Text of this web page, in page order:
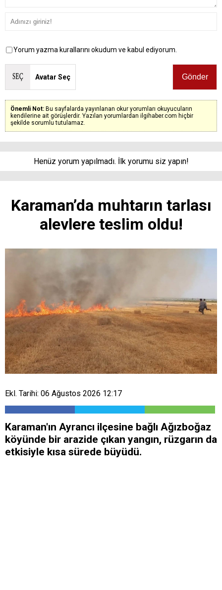
Yorum yazma kurallarını okudum ve kabul ediyorum.
Avatar Seç
Önemli Not: Bu sayfalarda yayınlanan okur yorumları okuyucuların
kendilerine ait görüşlerdir. Yazılan yorumlardan ilgihaber.com hiçbir
şekilde sorumlu tutulamaz.
Henüz yorum yapılmadı. İlk yorumu siz yapın!
Karaman’da muhtarın tarlası
alevlere teslim oldu!
Ekl. Tarihi: 06 Ağustos 2026 12:17
Karaman'ın Ayrancı ilçesine bağlı Ağızboğaz
köyünde bir arazide çıkan yangın, rüzgarın da
etkisiyle kısa sürede büyüdü.